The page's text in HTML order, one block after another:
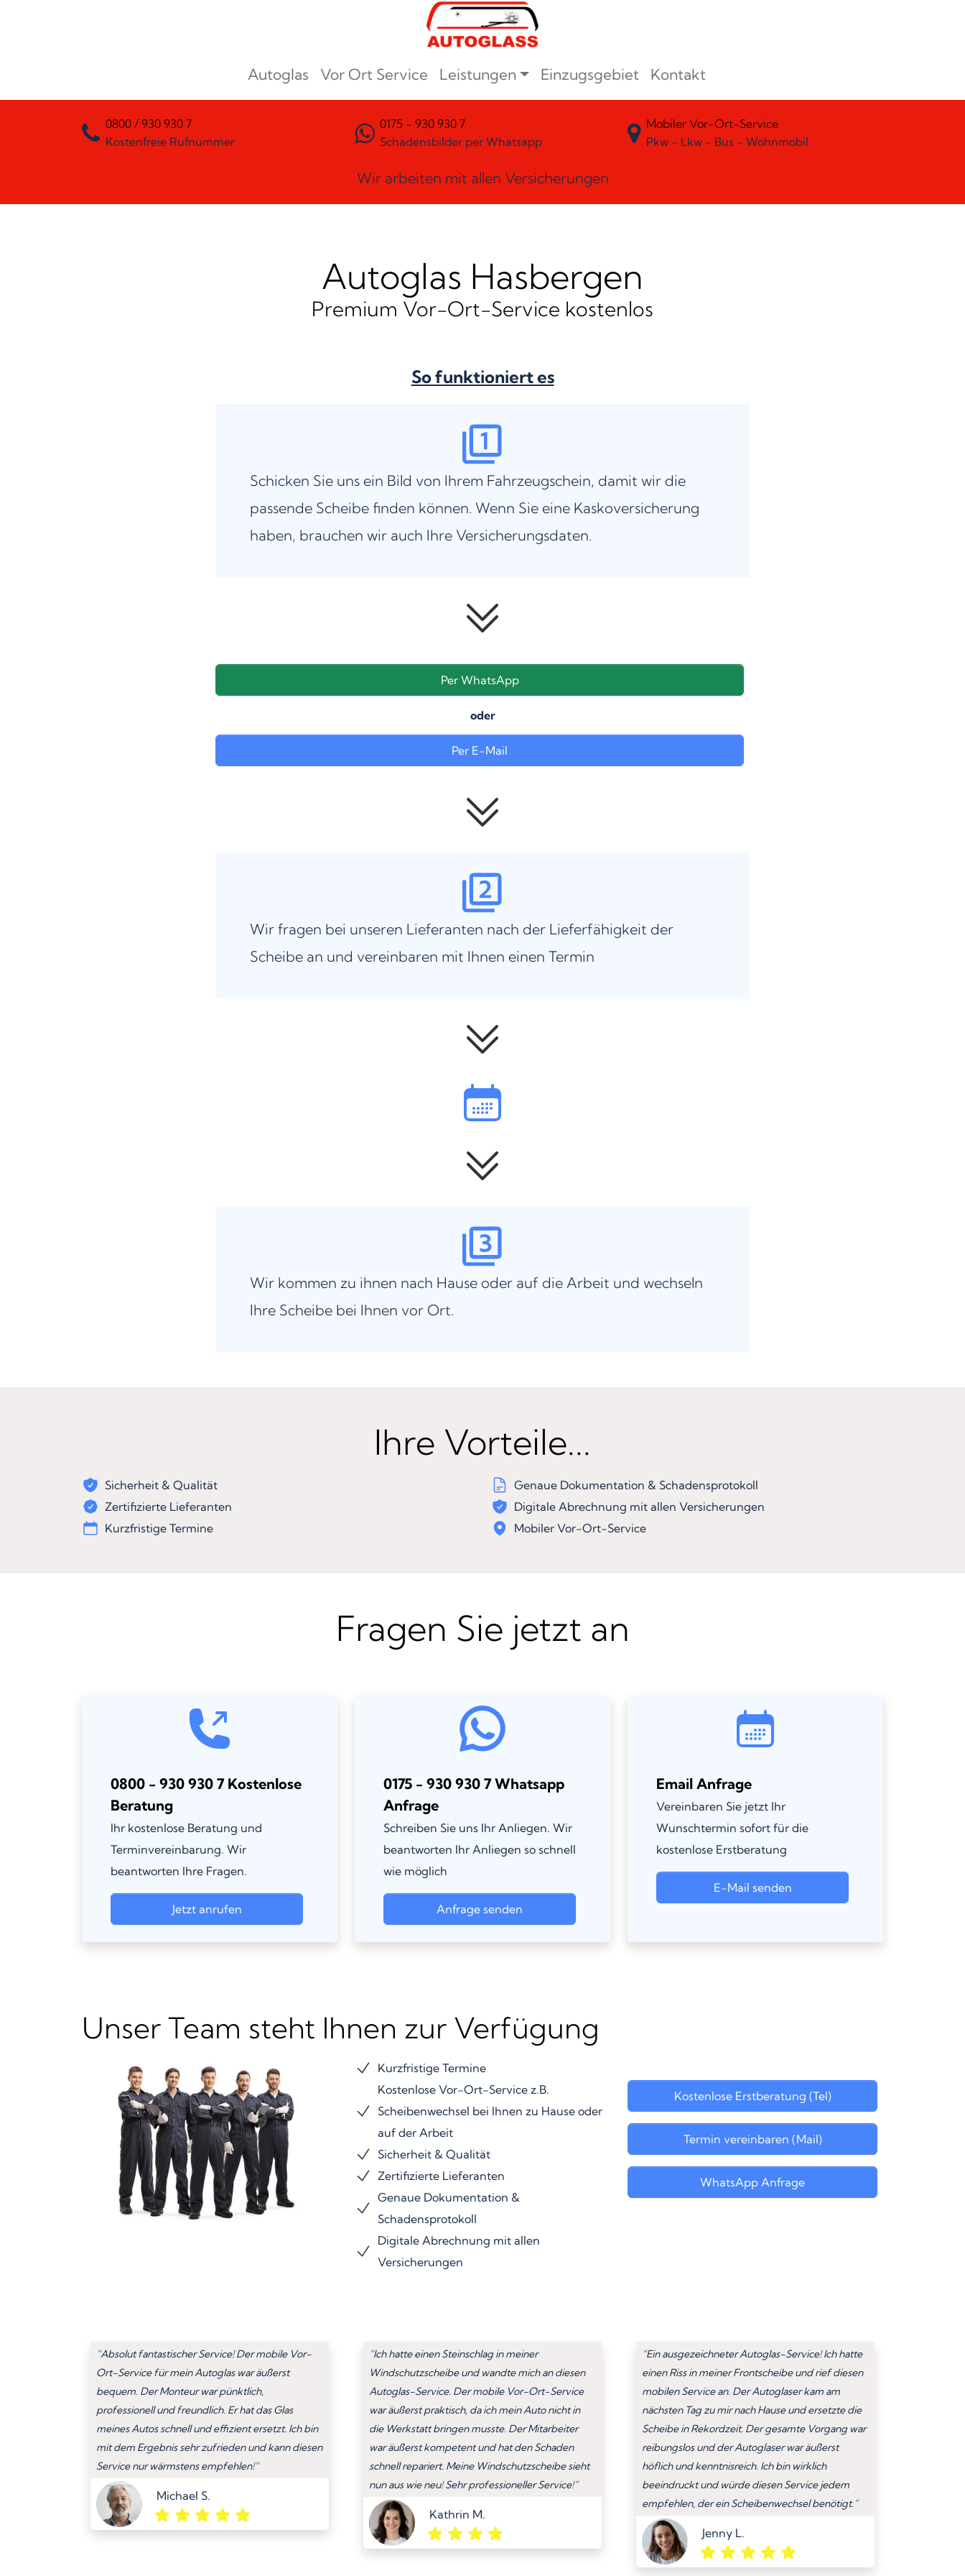
Autoglas Vor Ort Service Leistungen Einzugsgebiet Kontakt
0800 / 930 930 7
Kostenfreie Rufnummer
0175 - 930 930 7
Schadensbilder per Whatsapp
Mobiler Vor-Ort-Service
Pkw - Lkw - Bus - Wohnmobil
Wir arbeiten mit allen Versicherungen
Autoglas Hasbergen
Premium Vor-Ort-Service kostenlos
So funktioniert es
Schicken Sie uns ein Bild von Ihrem Fahrzeugschein, damit wir die
passende Scheibe finden können. Wenn Sie eine Kaskoversicherung
haben, brauchen wir auch Ihre Versicherungsdaten.
Per WhatsApp
oder
Per E-Mail
Wir fragen bei unseren Lieferanten nach der Lieferfähigkeit der
Scheibe an und vereinbaren mit Ihnen einen Termin
Wir kommen zu ihnen nach Hause oder auf die Arbeit und wechseln
Ihre Scheibe bei Ihnen vor Ort.
Ihre Vorteile...
Sicherheit & Qualität
Zertifizierte Lieferanten
Kurzfristige Termine
Genaue Dokumentation & Schadensprotokoll
Digitale Abrechnung mit allen Versicherungen
Mobiler Vor-Ort-Service
Fragen Sie jetzt an
0800 - 930 930 7 Kostenlose
Beratung
Ihr kostenlose Beratung und
Terminvereinbarung. Wir
beantworten Ihre Fragen.
Jetzt anrufen
0175 - 930 930 7 Whatsapp
Anfrage
Schreiben Sie uns Ihr Anliegen. Wir
beantworten Ihr Anliegen so schnell
wie möglich
Anfrage senden
Email Anfrage
Vereinbaren Sie jetzt Ihr
Wunschtermin sofort für die
kostenlose Erstberatung
E-Mail senden
Unser Team steht Ihnen zur Verfügung
Kurzfristige Termine
Kostenlose Vor-Ort-Service z.B.
Scheibenwechsel bei Ihnen zu Hause oder
auf der Arbeit
Sicherheit & Qualität
Zertifizierte Lieferanten
Genaue Dokumentation &
Schadensprotokoll
Digitale Abrechnung mit allen
Versicherungen
Kostenlose Erstberatung (Tel)
Termin vereinbaren (Mail)
WhatsApp Anfrage
“Absolut fantastischer Service! Der mobile Vor-
Ort-Service für mein Autoglas war äußerst
bequem. Der Monteur war pünktlich,
professionell und freundlich. Er hat das Glas
meines Autos schnell und effizient ersetzt. Ich bin
mit dem Ergebnis sehr zufrieden und kann diesen
Service nur wärmstens empfehlen!”
Michael S.
“Ich hatte einen Steinschlag in meiner
Windschutzscheibe und wandte mich an diesen
Autoglas-Service. Der mobile Vor-Ort-Service
war äußerst praktisch, da ich mein Auto nicht in
die Werkstatt bringen musste. Der Mitarbeiter
war äußerst kompetent und hat den Schaden
schnell repariert. Meine Windschutzscheibe sieht
nun aus wie neu! Sehr professioneller Service!”
Kathrin M.
“Ein ausgezeichneter Autoglas-Service! Ich hatte
einen Riss in meiner Frontscheibe und rief diesen
mobilen Service an. Der Autoglaser kam am
nächsten Tag zu mir nach Hause und ersetzte die
Scheibe in Rekordzeit. Der gesamte Vorgang war
reibungslos und der Autoglaser war äußerst
höflich und kenntnisreich. Ich bin wirklich
beeindruckt und würde diesen Service jedem
empfehlen, der ein Scheibenwechsel benötigt.”
Jenny L.